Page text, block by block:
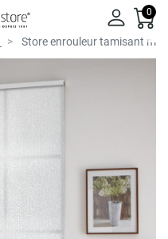
0
Store enrouleur tamisant